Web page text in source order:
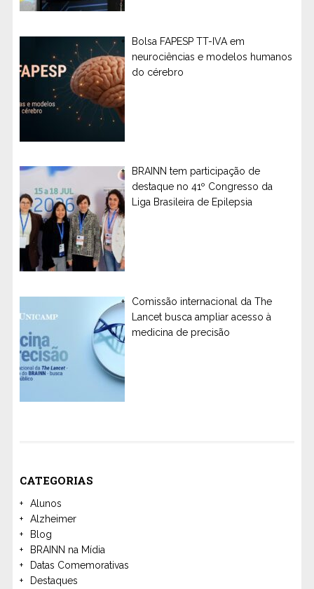
Bolsa FAPESP TT-IVA em
neurociências e modelos humanos
do cérebro
BRAINN tem participação de
destaque no 41º Congresso da
Liga Brasileira de Epilepsia
Comissão internacional da The
Lancet busca ampliar acesso à
medicina de precisão
CATEGORIAS
Alunos
Alzheimer
Blog
BRAINN na Mídia
Datas Comemorativas
Destaques